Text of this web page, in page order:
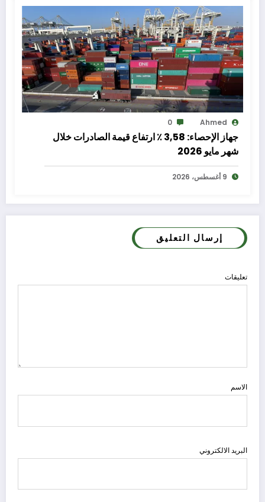
Ahmed
0
جهاز الإحصاء: 3,58 ٪ ارتفاع قيمة الصادرات خلال
شهر مايو 2026
9 أغسطس، 2026
إرسال التعليق
تعليقات
الاسم
البريد الالكتروني